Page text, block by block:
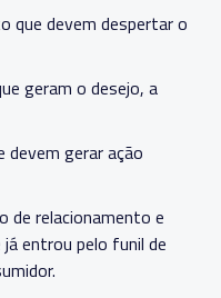
que devem despertar o
geram o desejo, a
gerar ação
relacionamento e
entrou pelo funil de